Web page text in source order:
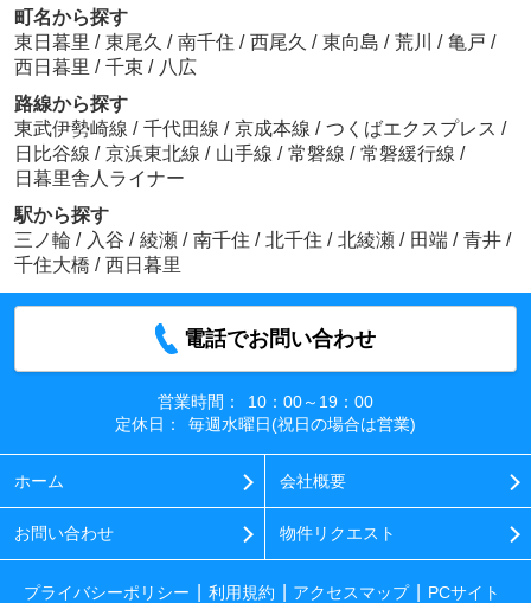
町名から探す
東日暮里 / 東尾久 / 南千住 / 西尾久 / 東向島 / 荒川 / 亀戸 /
西日暮里 / 千束 / 八広
路線から探す
東武伊勢崎線 / 千代田線 / 京成本線 / つくばエクスプレス /
日比谷線 / 京浜東北線 / 山手線 / 常磐線 / 常磐緩行線 /
日暮里舎人ライナー
駅から探す
三ノ輪 / 入谷 / 綾瀬 / 南千住 / 北千住 / 北綾瀬 / 田端 / 青井 /
千住大橋 / 西日暮里
電話でお問い合わせ
営業時間：
10：00～19：00
定休日：
毎週水曜日(祝日の場合は営業)
ホーム 会社概要
お問い合わせ 物件リクエスト
プライバシーポリシー 利用規約 アクセスマップ
PCサイト